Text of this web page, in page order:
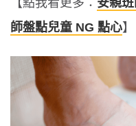
【點我看更多： 安親
師盤點兒童 NG 點心】